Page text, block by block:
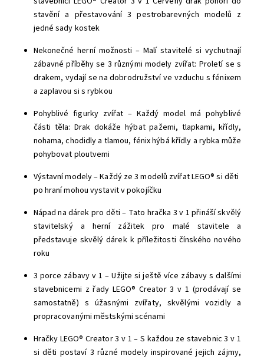
stavění a přestavování 3 pestrobarevných modelů z
jedné sady kostek
Nekonečné herní možnosti – Malí stavitelé si vychutnají
zábavné příběhy se 3 různými modely zvířat: Proletí se s
drakem, vydají se na dobrodružství ve vzduchu s fénixem
a zaplavou si s rybkou
Pohyblivé figurky zvířat – Každý model má pohyblivé
části těla: Drak dokáže hýbat pažemi, tlapkami, křídly,
nohama, chodidly a tlamou, fénix hýbá křídly a rybka může
pohybovat ploutvemi
Výstavní modely – Každý ze 3 modelů zvířat LEGO® si děti
po hraní mohou vystavit v pokojíčku
Nápad na dárek pro děti – Tato hračka 3 v 1 přináší skvělý
stavitelský a herní zážitek pro malé stavitele a
představuje skvělý dárek k příležitosti čínského nového
roku
3 porce zábavy v 1 – Užijte si ještě více zábavy s dalšími
stavebnicemi z řady LEGO® Creator 3 v 1 (prodávají se
samostatně) s úžasnými zvířaty, skvělými vozidly a
propracovanými městskými scénami
Hračky LEGO® Creator 3 v 1 – S každou ze stavebnic 3 v 1
si děti postaví 3 různé modely inspirované jejich zájmy,